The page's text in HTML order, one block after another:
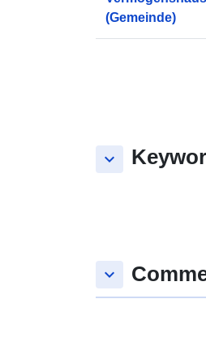
(Gemeinde)
keyboard_arrow_down
keyboard_arrow_down